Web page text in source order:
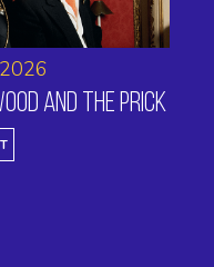
and The Prick